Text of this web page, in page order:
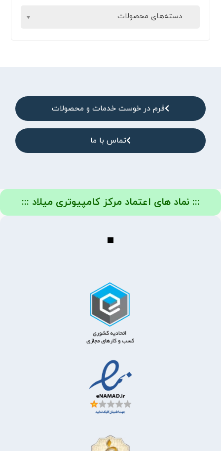
دسته‌های محصولات
فرم در خوست خدمات و محصولات
تماس با ما
::: نماد های اعتماد مرکز کامپیوتری میلاد :::